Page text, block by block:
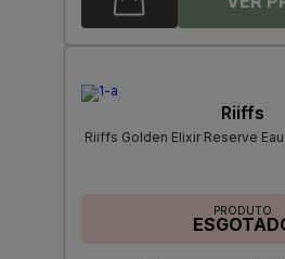
Riiffs
Riiffs Golden Elixir Reserve
PRODUTO